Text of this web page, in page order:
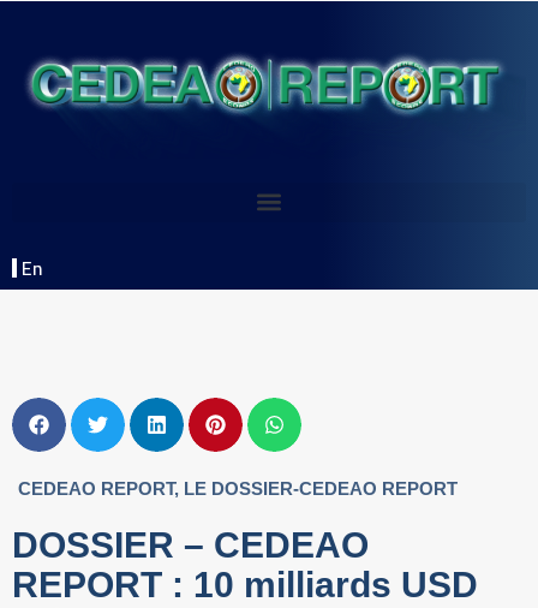
En
CEDEAO REPORT, LE DOSSIER-CEDEAO REPORT
DOSSIER – CEDEAO
REPORT : 10 milliards USD